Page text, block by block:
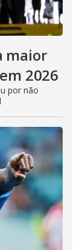
maior
2026
por não